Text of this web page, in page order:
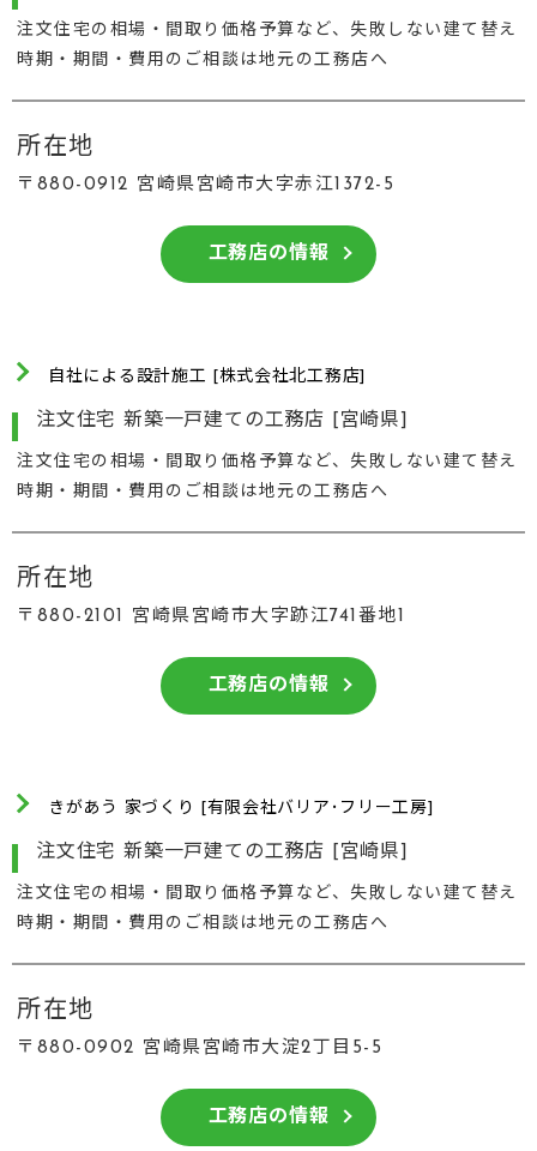
注文住宅の相場・間取り価格予算など、失敗しない建て替え
時期・期間・費用のご相談は地元の工務店へ
所在地
〒880-0912 宮崎県宮崎市大字赤江1372-5
工務店の情報
自社による設計施工 [株式会社北工務店]
注文住宅 新築一戸建ての工務店 [宮崎県]
注文住宅の相場・間取り価格予算など、失敗しない建て替え
時期・期間・費用のご相談は地元の工務店へ
所在地
〒880-2101 宮崎県宮崎市大字跡江741番地1
工務店の情報
きがあう 家づくり [有限会社バリア･フリー工房]
注文住宅 新築一戸建ての工務店 [宮崎県]
注文住宅の相場・間取り価格予算など、失敗しない建て替え
時期・期間・費用のご相談は地元の工務店へ
所在地
〒880-0902 宮崎県宮崎市大淀2丁目5-5
工務店の情報